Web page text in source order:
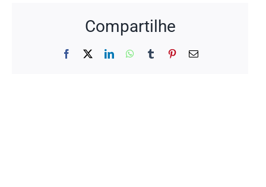
Compartilhe
Facebook LinkedInWhatsApp
Tumblr Pinterest
E-